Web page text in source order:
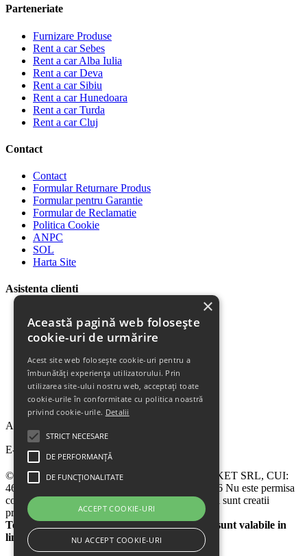
Parteneriate
Furnizare Produse
Rent a car Sebes
Rent a car Alba Iulia
Rent a car Deva
Rent a car Sibiu
Rent a car Hunedoara
Rent a car Turda
Rent a car Cluj
Contact
Contact
Formular Returnare Produs
Formular pentru Garantie
Formular de Reclamatie
Politica Cookie
ANPC
SOL
Harta Site
Asistenta clienti
Plata Produselor
Livrarea Produselor
Politica de Retur
Descarca Garantia
Urmareste Comanda
Termeni Garantie
Termeni si Conditii
Abonare la newsletter
E-mail
© 2024 - 2026 eChilipir.ro - SIRIUS TOP MARKET SRL, CUI:
46952581, Reg. Com.: Call Center: 0726 676 676 Nu este permisa
copierea sitului eChilipir.ro - Unele poze si softuri sunt creatii
proprii.
Toate preturile sunt exprimate in lei. Ofertele sunt valabile in
limita stocului disponibil
Această pagină web folosește
cookie-uri de urmărire
Acest site web folosește cookie-uri pentru a
îmbunătăți experiența utilizatorului. Prin
utilizarea site-ului nostru web, acceptați toate
cookie-urile în conformitate cu politica noastră
privind cookie-urile. Detalii
STRICT NECESARE
DE PERFORMANȚĂ
DE FUNCȚIONALITATE
ACCEPT COOKIE-URI
NU ACCEPT COOKIE-URI
×